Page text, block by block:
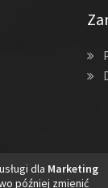
dla Marketing
później zmienić